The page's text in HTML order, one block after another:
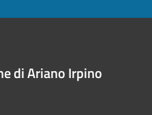
di Ariano Irpino